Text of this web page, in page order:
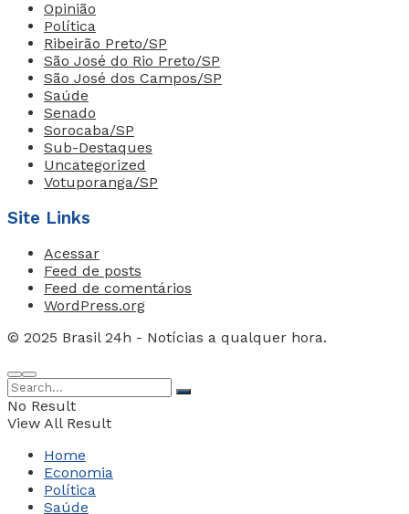
Opinião
Política
Ribeirão Preto/SP
São José do Rio Preto/SP
São José dos Campos/SP
Saúde
Senado
Sorocaba/SP
Sub-Destaques
Uncategorized
Votuporanga/SP
Site Links
Acessar
Feed de posts
Feed de comentários
WordPress.org
© 2025 Brasil 24h - Notícias a qualquer hora.
No Result
View All Result
Home
Economia
Política
Saúde